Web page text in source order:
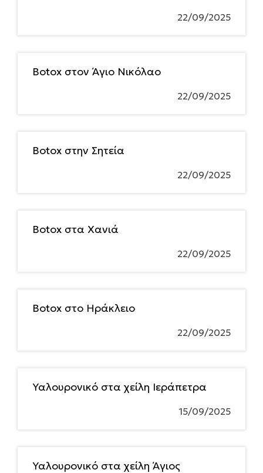
22/09/2025
Botox στον Άγιο Νικόλαο
22/09/2025
Botox στην Σητεία
22/09/2025
Botox στα Χανιά
22/09/2025
Botox στο Ηράκλειο
22/09/2025
Υαλουρονικό στα χείλη Ιεράπετρα
15/09/2025
Υαλουρονικό στα χείλη Άγιος